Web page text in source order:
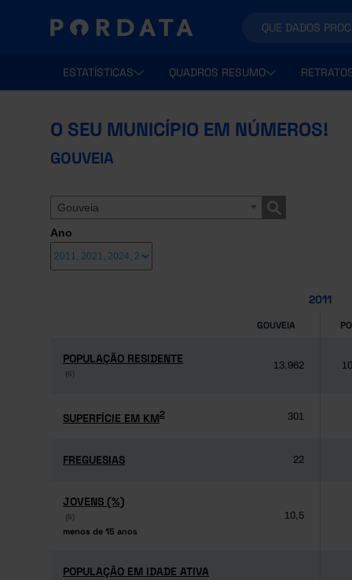
ESTATÍSTICAS QUADROS RESUMO
O SEU MUNICÍPIO EM NÚMEROS!
GOUVEIA
Gouveia
Ano
2011
GOUVEIA
POPULAÇÃO RESIDENTE
(6)
POPULAÇÃO RESIDENTE
(6)
13.962
SUPERFÍCIE EM KM2
SUPERFÍCIE EM KM2 301
FREGUESIAS
FREGUESIAS 22
JOVENS (%)
(6)
menos de 15 anos
JOVENS (%)
(6)
menos de 15 anos
10,5
POPULAÇÃO EM IDADE ATIVA
POPULAÇÃO EM IDADE ATIVA